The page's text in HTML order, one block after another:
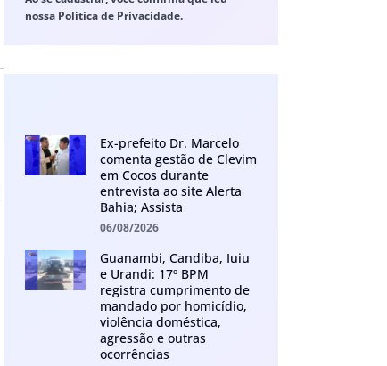
nossa Política de Privacidade.
Ex-prefeito Dr. Marcelo
comenta gestão de Clevim
em Cocos durante
entrevista ao site Alerta
Bahia; Assista
06/08/2026
Guanambi, Candiba, Iuiu
e Urandi: 17º BPM
registra cumprimento de
mandado por homicídio,
violência doméstica,
agressão e outras
ocorrências